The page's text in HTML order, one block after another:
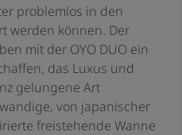
problemlos in den
werden können. Der
mit der OYO DUO ein
das Luxus und
gelungene Art
von japanischer
freistehende Wanne